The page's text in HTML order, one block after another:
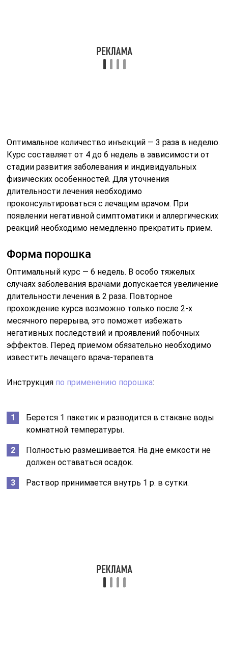
Оптимальное количество инъекций — 3 раза в неделю.
Курс составляет от 4 до 6 недель в зависимости от
стадии развития заболевания и индивидуальных
физических особенностей. Для уточнения
длительности лечения необходимо
проконсультироваться с лечащим врачом. При
появлении негативной симптоматики и аллергических
реакций необходимо немедленно прекратить прием.
Форма порошка
Оптимальный курс — 6 недель. В особо тяжелых
случаях заболевания врачами допускается увеличение
длительности лечения в 2 раза. Повторное
прохождение курса возможно только после 2-х
месячного перерыва, это поможет избежать
негативных последствий и проявлений побочных
эффектов. Перед приемом обязательно необходимо
известить лечащего врача-терапевта.
Инструкция по применению порошка:
Берется 1 пакетик и разводится в стакане воды
комнатной температуры.
Полностью размешивается. На дне емкости не
должен оставаться осадок.
Раствор принимается внутрь 1 р. в сутки.